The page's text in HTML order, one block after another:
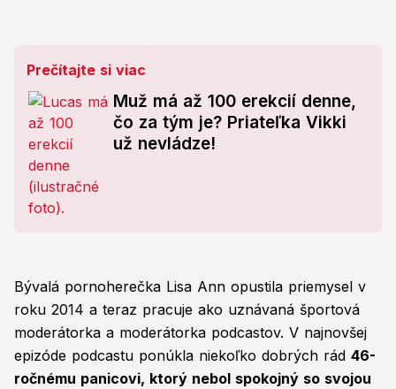
Prečítajte si viac
Muž má až 100 erekcií denne,
čo za tým je? Priateľka Vikki
už nevládze!
Bývalá pornoherečka Lisa Ann opustila priemysel v
roku 2014 a teraz pracuje ako uznávaná športová
moderátorka a moderátorka podcastov. V najnovšej
epizóde podcastu ponúkla niekoľko dobrých rád 46-
ročnému panicovi, ktorý nebol spokojný so svojou